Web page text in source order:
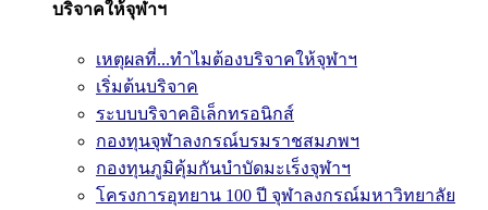
บริจาคให้จุฬาฯ
เหตุผลที่...ทำไมต้องบริจาคให้จุฬาฯ
เริ่มต้นบริจาค
ระบบบริจาคอิเล็กทรอนิกส์
กองทุนจุฬาลงกรณ์บรมราชสมภพฯ
กองทุนภูมิคุ้มกันบำบัดมะเร็งจุฬาฯ
โครงการอุทยาน 100 ปี จุฬาลงกรณ์มหาวิทยาลัย